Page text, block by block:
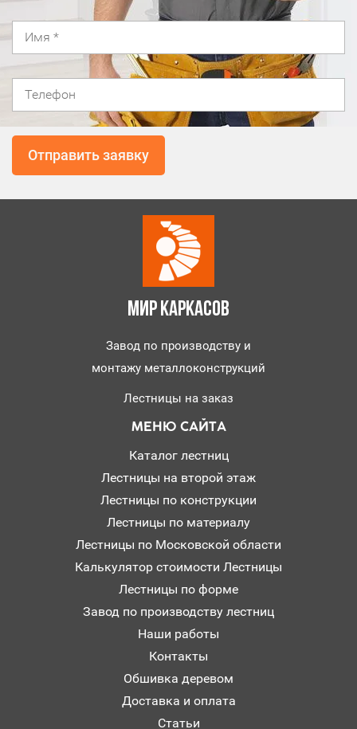
МИР КАРКАСОВ
Завод по производству и
монтажу металлоконструкций
Лестницы на заказ
МЕНЮ САЙТА
Каталог лестниц
Лестницы на второй этаж
Лестницы по конструкции
Лестницы по материалу
Лестницы по Московской области
Калькулятор стоимости Лестницы
Лестницы по форме
Завод по производству лестниц
Наши работы
Контакты
Обшивка деревом
Доставка и оплата
Статьи